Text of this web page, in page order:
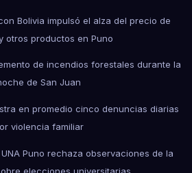
Bolivia impulsó el alza del precio de
otros productos en Puno
de incendios forestales durante la
de San Juan
en promedio cinco denuncias diarias
violencia familiar
Puno rechaza observaciones de la